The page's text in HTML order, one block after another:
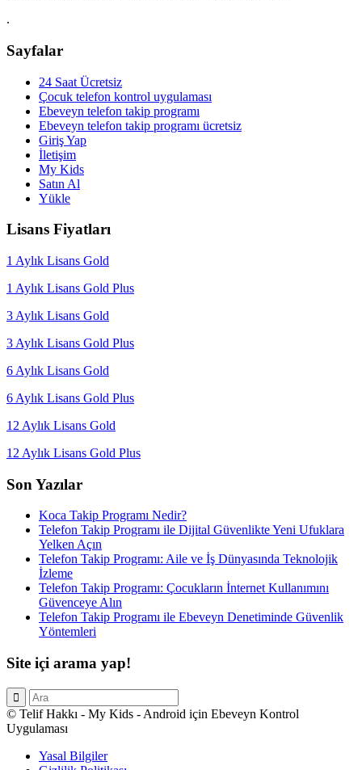
.
Sayfalar
24 Saat Ücretsiz
Çocuk telefon kontrol uygulaması
Ebeveyn telefon takip programı
Ebeveyn telefon takip programı ücretsiz
Giriş Yap
İletişim
My Kids
Satın Al
Yükle
Lisans Fiyatları
1 Aylık Lisans Gold
1 Aylık Lisans Gold Plus
3 Aylık Lisans Gold
3 Aylık Lisans Gold Plus
6 Aylık Lisans Gold
6 Aylık Lisans Gold Plus
12 Aylık Lisans Gold
12 Aylık Lisans Gold Plus
Son Yazılar
Koca Takip Programı Nedir?
Telefon Takip Programı ile Dijital Güvenlikte Yeni Ufuklara
Yelken Açın
Telefon Takip Programı: Aile ve İş Dünyasında Teknolojik
İzleme
Telefon Takip Programı: Çocukların İnternet Kullanımını
Güvenceye Alın
Telefon Takip Programı ile Ebeveyn Denetiminde Güvenlik
Yöntemleri
Site içi arama yap!
© Telif Hakkı - My Kids - Android için Ebeveyn Kontrol
Uygulaması
Yasal Bilgiler